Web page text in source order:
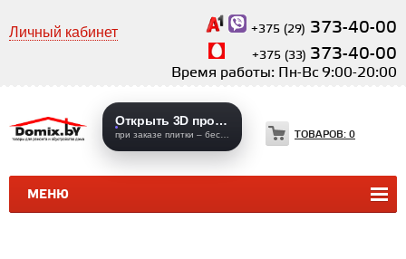
Личный кабинет +375 (29) 373-40-00
+375 (33) 373-40-00
Время работы: Пн-Вс 9:00-20:00
МЕНЮ
Открыть 3D проекты
ТОВАРОВ: 0
КЕРАМИЧЕСКАЯ ПЛИТКА